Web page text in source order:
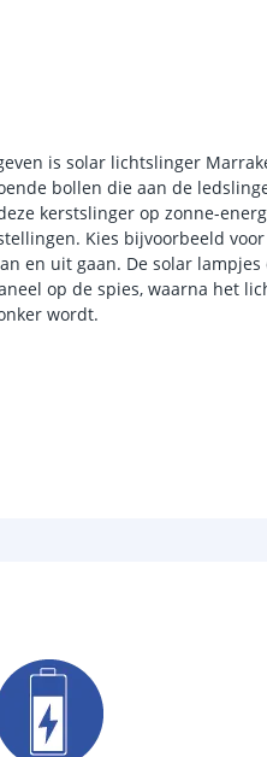
is solar lichtslinger
bollen die aan de
kerstslinger op zonne-
Kies bijvoorbeeld voor
en uit gaan. De solar lampjes
op de spies, waarna het
wordt.